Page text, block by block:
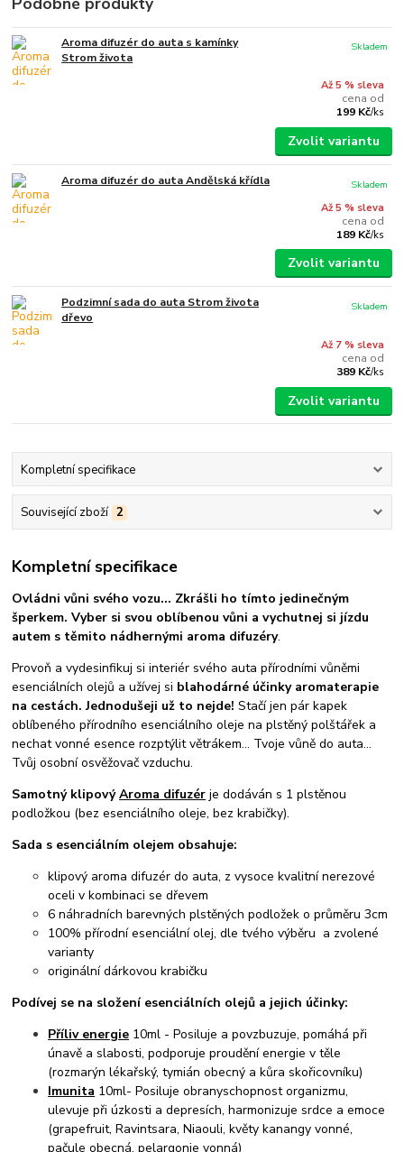
Aroma difuzér do auta s kamínky
Strom života
Až 5 % sleva
cena od
199 Kč/ks
Skladem
Zvolit variantu
Aroma difuzér do auta Andělská křídla
Až 5 % sleva
cena od
189 Kč/ks
Skladem
Zvolit variantu
Podzimní sada do auta Strom života
dřevo
Až 7 % sleva
cena od
389 Kč/ks
Skladem
Zvolit variantu
Kompletní specifikace
Související zboží 2
Kompletní specifikace
Ovládni vůni svého vozu... Zkrášli ho tímto jedinečným
šperkem.Vyber si svou oblíbenou vůni a vychutnej si jízdu
autem s těmito nádhernými aroma difuzéry.
Provoň a vydesinfikuj si interiér svého auta přírodními vůněmi
esenciálních olejů a užívej si blahodárné účinky aromaterapie
na cestách.Jednodušeji už to nejde!Stačí jen pár kapek
oblíbeného přírodního esenciálního oleje na plstěný polštářek a
nechat vonné esence rozptýlit větrákem... Tvoje vůně do auta...
Tvůj osobní osvěžovač vzduchu.
Samotný klipovýAroma difuzér je dodáván s 1 plstěnou
podložkou (bez esenciálního oleje, bez krabičky).
Sada s esenciálním olejem obsahuje:
klipový aroma difuzér do auta, z vysoce kvalitní nerezové
oceli v kombinaci se dřevem
6 náhradních barevných plstěných podložek o průměru 3cm
100% přírodní esenciální olej, dle tvého výběru a zvolené
varianty
originální dárkovou krabičku
Podívej se na složení esenciálních olejů a jejich účinky:
Příliv energie 10ml - Posiluje a povzbuzuje, pomáhá při
únavě a slabosti, podporuje proudění energie v těle
(rozmarýn lékařský, tymián obecný a kůra skořicovníku)
Imunita 10ml- Posiluje obranyschopnost organizmu,
ulevuje při úzkosti a depresích, harmonizuje srdce a emoce
(grapefruit, Ravintsara, Niaouli, květy kanangy vonné,
pačule obecná, pelargonie vonná)